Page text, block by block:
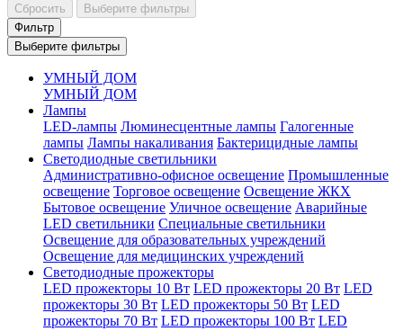
Сбросить
Выберите фильтры
Фильтр
Выберите фильтры
УМНЫЙ ДОМ
УМНЫЙ ДОМ
Лампы
LED-лампы Люминесцентные лампы Галогенные
лампы Лампы накаливания Бактерицидные лампы
Светодиодные светильники
Административно-офисное освещение Промышленные
освещение Торговое освещение Освещение ЖКХ
Бытовое освещение Уличное освещение Аварийные
LED светильники Специальные светильники
Освещение для образовательных учреждений
Освещение для медицинских учреждений
Светодиодные прожекторы
LED прожекторы 10 Вт LED прожекторы 20 Вт LED
прожекторы 30 Вт LED прожекторы 50 Вт LED
прожекторы 70 Вт LED прожекторы 100 Вт LED